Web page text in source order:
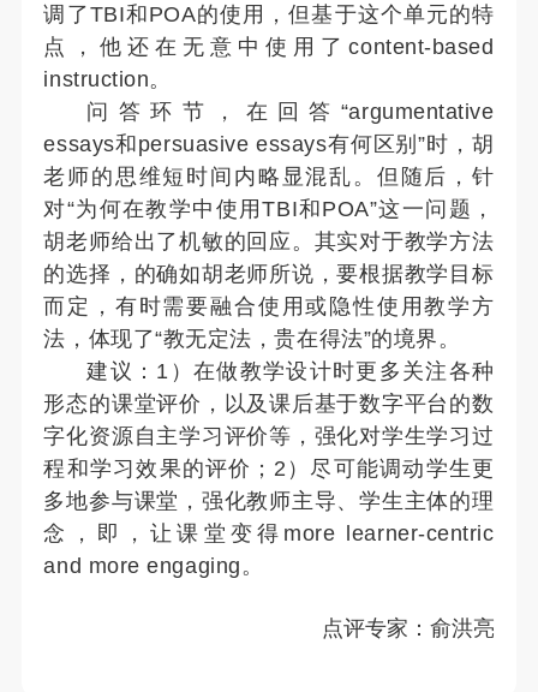
调了TBI和POA的使用，但基于这个单元的特
点，他还在无意中使用了content-based
instruction。
问答环节，在回答“argumentative
essays和persuasive essays有何区别”时，胡
老师的思维短时间内略显混乱。但随后，针
对“为何在教学中使用TBI和POA”这一问题，
胡老师给出了机敏的回应。其实对于教学方法
的选择，的确如胡老师所说，要根据教学目标
而定，有时需要融合使用或隐性使用教学方
法，体现了“教无定法，贵在得法”的境界。
建议：1）在做教学设计时更多关注各种
形态的课堂评价，以及课后基于数字平台的数
字化资源自主学习评价等，强化对学生学习过
程和学习效果的评价；2）尽可能调动学生更
多地参与课堂，强化教师主导、学生主体的理
念，即，让课堂变得more learner-centric
and more engaging。
点评专家：俞洪亮